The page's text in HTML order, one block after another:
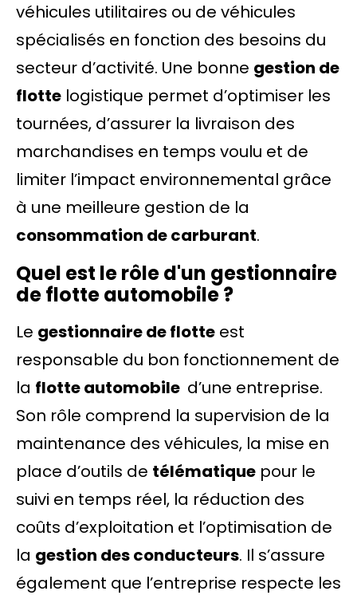
véhicules utilitaires ou de véhicules
spécialisés en fonction des besoins du
secteur d’activité. Une bonne gestion de
flotte logistique permet d’optimiser les
tournées, d’assurer la livraison des
marchandises en temps voulu et de
limiter l’impact environnemental grâce
à une meilleure gestion de la
consommation de carburant.
Quel est le rôle d'un gestionnaire
de flotte automobile ?
Le gestionnaire de flotte est
responsable du bon fonctionnement de
la flotte automobile d’une entreprise.
Son rôle comprend la supervision de la
maintenance des véhicules, la mise en
place d’outils de télématique pour le
suivi en temps réel, la réduction des
coûts d’exploitation et l’optimisation de
la gestion des conducteurs. Il s’assure
également que l’entreprise respecte les